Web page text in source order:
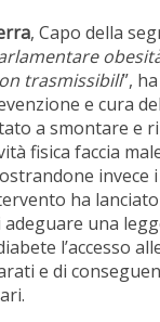
, Capo della
trasmissibili”,
e cura
a smontare e
fisica faccia
invece
ha
una
l’accesso
e di